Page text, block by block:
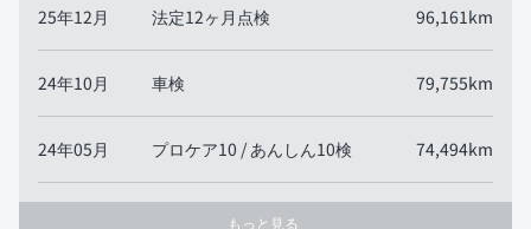
25年12月 法定12ヶ月点検 96,161km
24年10月 車検 79,755km
24年05月 プロケア10 / あんしん10検 74,494km
もっと見る